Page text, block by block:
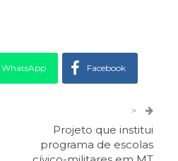
WhatsApp Facebook
Telegram
>
Projeto que institui
programa de escolas